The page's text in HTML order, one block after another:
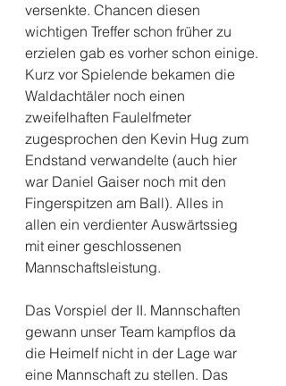
versenkte. Chancen diesen
wichtigen Treffer schon früher zu
erzielen gab es vorher schon einige.
Kurz vor Spielende bekamen die
Waldachtäler noch einen
zweifelhaften Faulelfmeter
zugesprochen den Kevin Hug zum
Endstand verwandelte (auch hier
war Daniel Gaiser noch mit den
Fingerspitzen am Ball). Alles in
allen ein verdienter Auswärtssieg
mit einer geschlossenen
Mannschaftsleistung.
Das Vorspiel der II. Mannschaften
gewann unser Team kampflos da
die Heimelf nicht in der Lage war
eine Mannschaft zu stellen. Das